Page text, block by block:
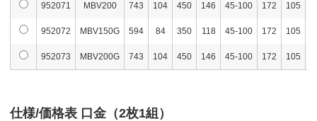
952071 MBV200 743 104 450 146 45-100 172 105
952072 MBV150G 594 84 350 118 45-100 172 105
952073 MBV200G 743 104 450 146 45-100 172 105
仕様/価格表 口金（2枚1組）